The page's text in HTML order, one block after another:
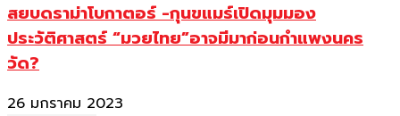
สยบดราม่าโบกาตอร์ -กุนขแมร์เปิดมุมมอง
ประวัติศาสตร์ “มวยไทย”อาจมีมาก่อนกำแพงนคร
วัด?
26 มกราคม 2023